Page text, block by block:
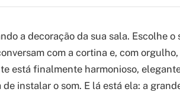
a decoração da sua sala. Escolhe o
com a cortina e, com
está finalmente harmonioso,
instalar o som. E lá está ela: a